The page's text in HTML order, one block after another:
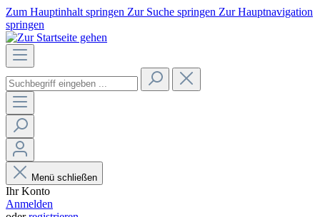
Zum Hauptinhalt springen Zur Suche springen Zur Hauptnavigation
springen
Menü schließen
Ihr Konto
Anmelden